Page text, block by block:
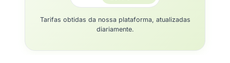
Tarifas obtidas da nossa plataforma, atualizadas
diariamente.